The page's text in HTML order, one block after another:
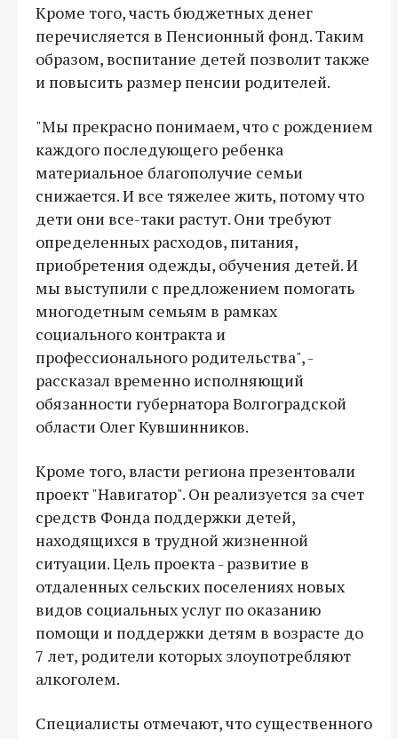
Кроме того, часть бюджетных денег
перечисляется в Пенсионный фонд. Таким
образом, воспитание детей позволит также
и повысить размер пенсии родителей.
"Мы прекрасно понимаем, что с рождением
каждого последующего ребенка
материальное благополучие семьи
снижается. И все тяжелее жить, потому что
дети они все-таки растут. Они требуют
определенных расходов, питания,
приобретения одежды, обучения детей. И
мы выступили с предложением помогать
многодетным семьям в рамках
социального контракта и
профессионального родительства", -
рассказал временно исполняющий
обязанности губернатора Волгоградской
области Олег Кувшинников.
Кроме того, власти региона презентовали
проект "Навигатор". Он реализуется за счет
средств Фонда поддержки детей,
находящихся в трудной жизненной
ситуации. Цель проекта - развитие в
отдаленных сельских поселениях новых
видов социальных услуг по оказанию
помощи и поддержки детям в возрасте до
7 лет, родители которых злоупотребляют
алкоголем.
Специалисты отмечают, что существенного